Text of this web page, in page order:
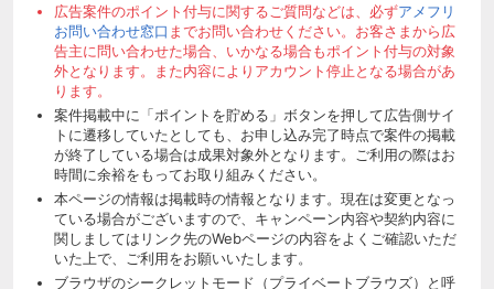
広告案件のポイント付与に関するご質問などは、必ずアメフリ
お問い合わせ窓口 までお問い合わせください。お客さまから広
告主に問い合わせた場合、いかなる場合もポイント付与の対象
外となります。また内容によりアカウント停止となる場合があ
ります。
案件掲載中に「ポイントを貯める」ボタンを押して広告側サイ
トに遷移していたとしても、お申し込み完了時点で案件の掲載
が終了している場合は成果対象外となります。ご利用の際はお
時間に余裕をもってお取り組みください。
本ページの情報は掲載時の情報となります。現在は変更となっ
ている場合がございますので、キャンペーン内容や契約内容に
関しましてはリンク先のWebページの内容をよくご確認いただ
いた上で、ご利用をお願いいたします。
ブラウザのシークレットモード（プライベートブラウズ）と呼